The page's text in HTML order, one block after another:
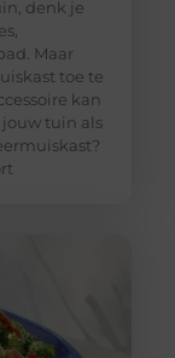
denk je
Maar
toe te
kan
tuin als